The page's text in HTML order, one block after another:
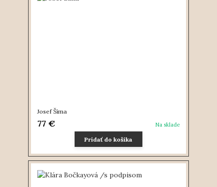
Josef Šíma
77 € Na sklade
Pridať do košíka